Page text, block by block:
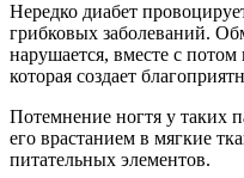
Нередко диабет
грибковых заболеваний.
нарушается, вместе с
которая создает
Потемнение ногтя у таких
его врастанием в мягкие
питательных элементов.